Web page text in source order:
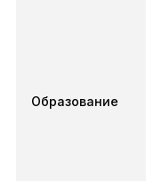
Образование